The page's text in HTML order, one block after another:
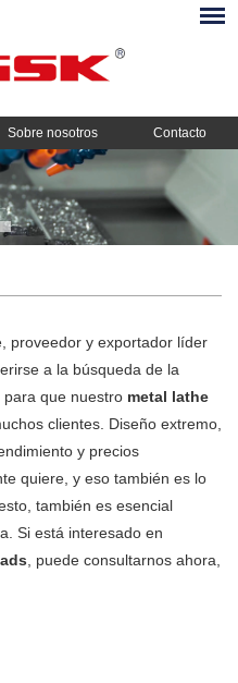
Sobre nosotros Contacto
proveedor y exportador líder
a la búsqueda de la
que nuestro metal lathe
clientes. Diseño extremo,
y precios
quiere, y eso también es lo
también es esencial
Si está interesado en
, puede consultarnos ahora,